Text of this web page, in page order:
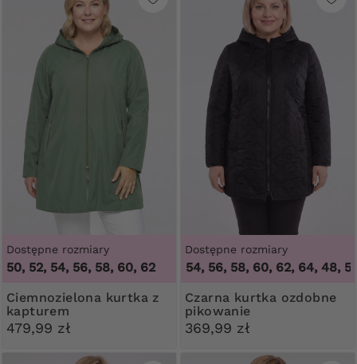
Dostępne rozmiary
50, 52, 54, 56, 58, 60, 62
Ciemnozielona kurtka z
kapturem
479,99 zł
Dostępne rozmiary
48, 50, 52, 54, 56, 58, 60, 62, 64,48,
Czarna kurtka ozdobne
pikowanie
369,99 zł